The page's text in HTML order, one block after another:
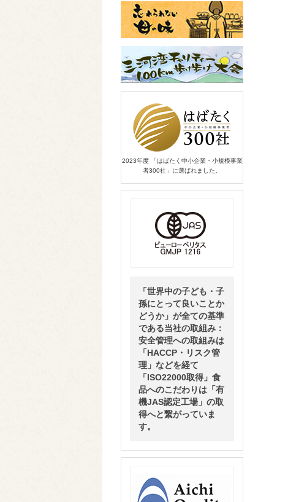
2023年度 「はばたく中小企業・小規模事業
者300社」に選ばれました。
「世界中の子ども・子
孫にとって良いことか
どうか」が全ての基準
である当社の取組み：
安全管理への取組みは
「HACCP・リスク管
理」などを経て
「ISO22000取得」食
品へのこだわりは「有
機JAS認定工場」の取
得へと繋がっていま
す。